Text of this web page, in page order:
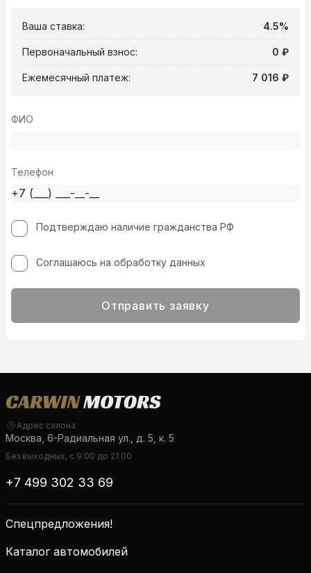
Ваша ставка: 4.5%
Первоначальный взнос: 0 ₽
Ежемесячный платеж: 7 016 ₽
ФИО
Телефон
Подтверждаю наличие гражданства РФ
Соглашаюсь на обработку данных
Отправить заявку
Адрес салона
Москва, 6-Радиальная ул., д. 5, к. 5
Без выходных, с 9:00 до 21:00
+7 499 302 33 69
Спецпредложения!
Каталог автомобилей